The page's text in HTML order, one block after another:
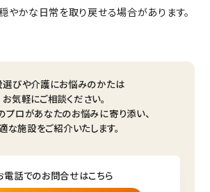
やかな日常を取り戻せる場合があります。
選びや介護にお悩みのかたは
お気軽にご相談ください。
プロがあなたのお悩みに寄り添い、
な施設をご紹介いたします。
電話でのお問合せはこちら